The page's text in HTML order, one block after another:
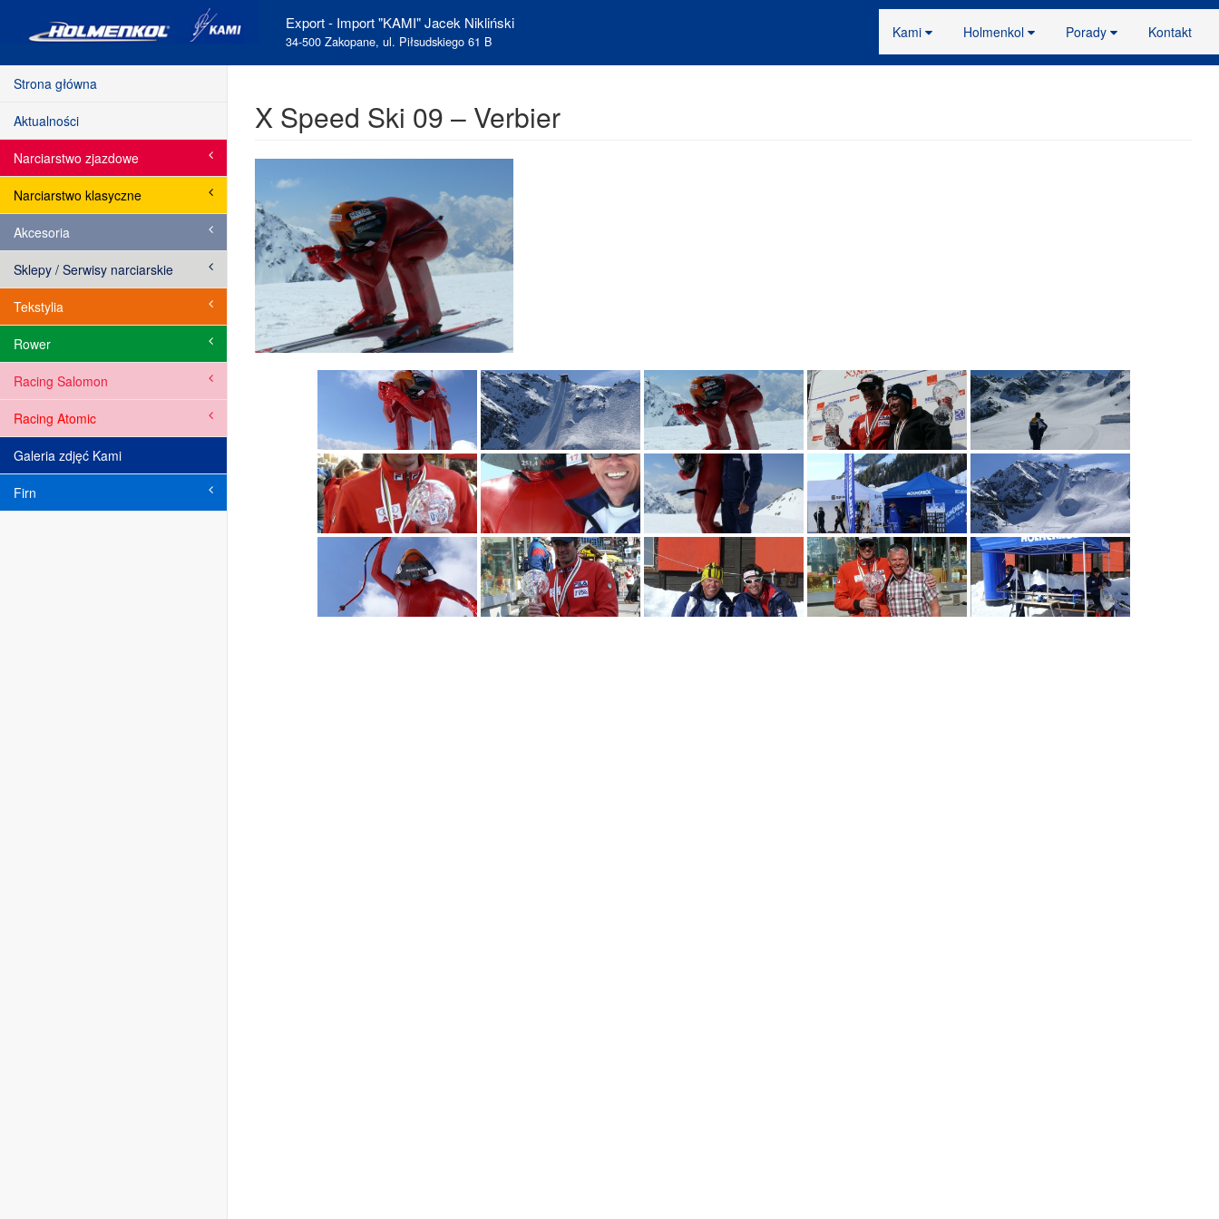
Export - Import "KAMI" Jacek Nikliński
34-500 Zakopane, ul. Piłsudskiego 61 B
Kami Holmenkol Porady Kontakt
Strona główna
Aktualności
Narciarstwo zjazdowe
Narciarstwo klasyczne
Akcesoria
Sklepy / Serwisy narciarskie
Tekstylia
Rower
Racing Salomon
Racing Atomic
Galeria zdjęć Kami
Firn
X Speed Ski 09 – Verbier